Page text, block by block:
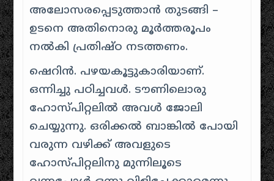
അലോസരപ്പെടുത്താന്‍ തുടങ്ങി –
ഉടനെ അതിനൊരു മൂര്‍ത്തരൂപം
നല്‍കി പ്രതിഷ്ഠ നടത്തണം.
ഷെറിന്‍. പഴയകൂട്ടുകാരിയാണ്‌.
ഒന്നിച്ചു പഠിച്ചവള്‍. ടൗണിലൊരു
ഹോസ്പിറ്റലില്‍ അവള്‍ ജോലി
ചെയ്യുന്നു. ഒരിക്കല്‍ ബാങ്കില്‍ പോയി
വരുന്ന വഴിക്ക് അവളുടെ
ഹോസ്പിറ്റലിനു മുന്നിലൂടെ